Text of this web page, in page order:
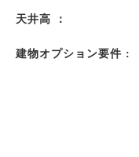
天井高 ：
建物オプション要件 :